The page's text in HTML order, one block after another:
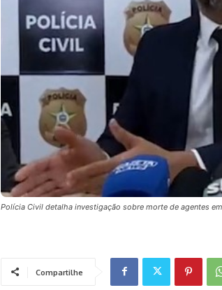
Polícia Civil detalha investigação sobre morte de agentes
Compartilhe